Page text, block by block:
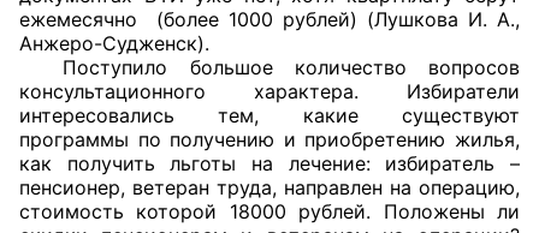
Общественный штаб
Члены ОП КО
Документы ОП КО
Регламент ОП КО
ежемесячно (более 1000 рублей) (Лушкова И. А.,
Анжеро-Судженск).
Поступило большое количество вопросов
консультационного характера. Избиратели
интересовались тем, какие существуют
программы по получению и приобретению жилья,
как получить льготы на лечение: избиратель –
пенсионер, ветеран труда, направлен на операцию,
стоимость которой 18000 рублей. Положены ли